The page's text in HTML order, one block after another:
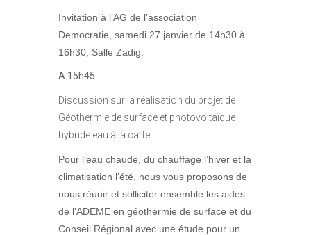
Invitation à l’AG de l’association
Democratie, samedi 27 janvier de 14h30 à
16h30, Salle Zadig.
A 15h45 :
Discussion sur la réalisation du projet de
Géothermie de surface et photovoltaïque
hybride eau à la carte.
Pour l’eau chaude, du chauffage l’hiver et la
climatisation l’été, nous vous proposons de
nous réunir et solliciter ensemble les aides
de l’ADEME en géothermie de surface et du
Conseil Régional avec une étude pour un